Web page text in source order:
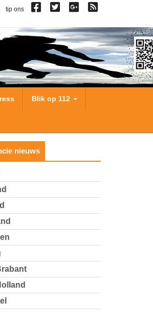
tip ons
Blik op 112
nieuws